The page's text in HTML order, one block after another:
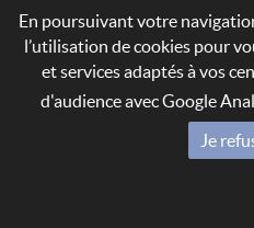
En poursuivant votre
l’utilisation de cookies pour
et services adaptés à vos
d'audience avec Google
Je